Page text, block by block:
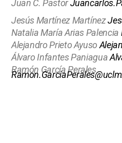
Juan C. Pastor
Jesús Martínez Martínez
Natalia María Arias Palencia
Alejandro Prieto Ayuso
Álvaro Infantes Paniagua
Ramón García Perales